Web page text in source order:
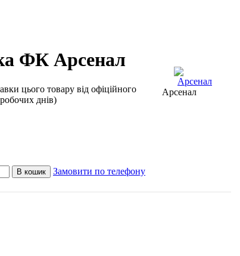
ФК Арсенал
цього товару від офіційного
днів)
Арсенал
В кошик Замовити по телефону